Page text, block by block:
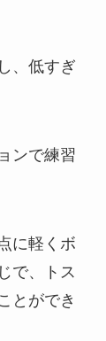
、低すぎ
ンで練習
に軽くボ
で、トス
とができ